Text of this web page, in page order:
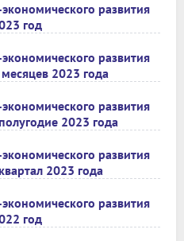
развития
год
развития
2023 года
развития
2023 года
развития
2023 года
развития
год